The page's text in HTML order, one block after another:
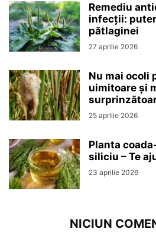
Remediu
infecții:
pătlaginei
27 aprilie 2026
Nu mai ocoli
uimitoare și
25 aprilie 2026
Planta
siliciu – Te
23 aprilie 2026
NICIUN